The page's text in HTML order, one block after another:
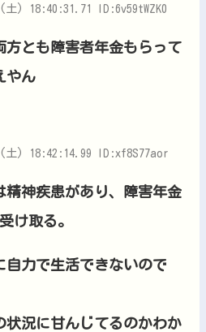
土) 18:40:31.71 ID:6v59tWZK0
方とも障害者年金もらって
やん
土) 18:42:14.99 ID:xf8S77aor
精神疾患があり、障害年金
け取る。
自力で生活できないので
状況に甘んじてるのかわか